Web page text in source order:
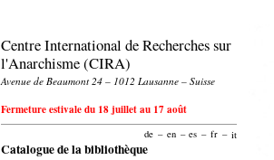
Centre International de Recherches sur
l'Anarchisme (CIRA)
Avenue de Beaumont 24 – 1012 Lausanne – Suisse
Fermeture estivale du 18 juillet au 17 août
de – en – es – fr – it
Catalogue de la bibliothèque